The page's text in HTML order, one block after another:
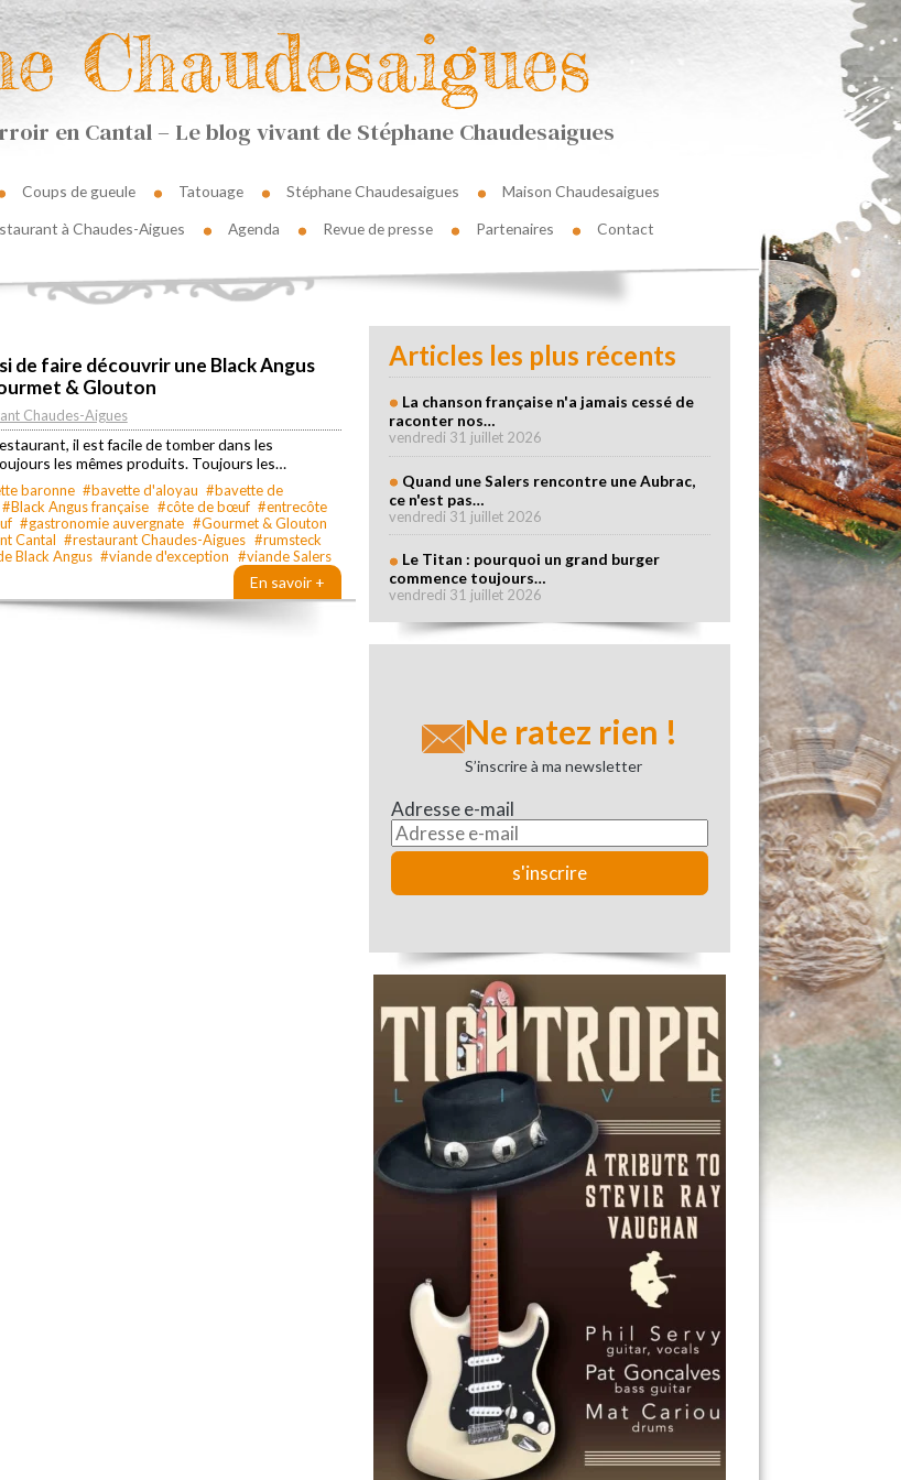
Chaudesaigues
en Cantal – Le blog vivant de Stéphane Chaudesaigues
Coups de gueule Tatouage Stéphane Chaudesaigues
Maison Chaudesaigues
à Chaudes-Aigues Agenda Revue de presse Partenaires Contact
de faire découvrir une Black Angus
& Glouton
Chaudes-Aigues
il est facile de tomber dans les
les mêmes produits. Toujours les…
baronne #bavette d'aloyau #bavette de
#Black Angus française #côte de bœuf #entrecôte
#gastronomie auvergnate #Gourmet & Glouton
Cantal #restaurant Chaudes-Aigues #rumsteck
Black Angus #viande d'exception #viande Salers
En savoir +
Articles les plus récents
La chanson française n'a jamais cessé de
raconter nos…
vendredi 31 juillet 2026
Quand une Salers rencontre une Aubrac,
ce n'est pas…
vendredi 31 juillet 2026
Le Titan : pourquoi un grand burger
commence toujours…
vendredi 31 juillet 2026
Ne ratez rien !
S’inscrire à ma newsletter
Adresse e-mail